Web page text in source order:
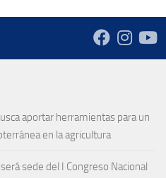
aportar herramientas para un
en la agricultura
sede del I Congreso Nacional